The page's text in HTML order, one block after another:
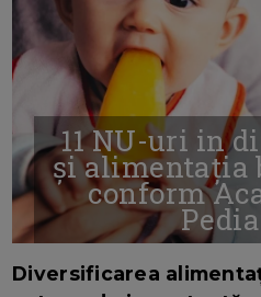
11 NU-uri in
și alimentația
conform
Diversificarea